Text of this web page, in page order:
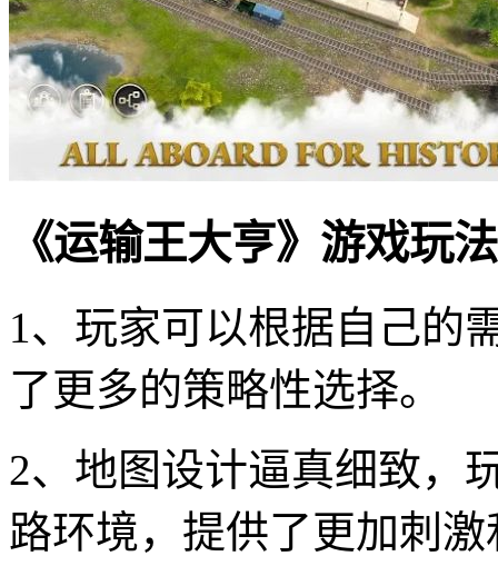
《运输王大亨》游戏玩
1、玩家可以根据自己的
了更多的策略性选择。
2、地图设计逼真细致，
路环境，提供了更加刺